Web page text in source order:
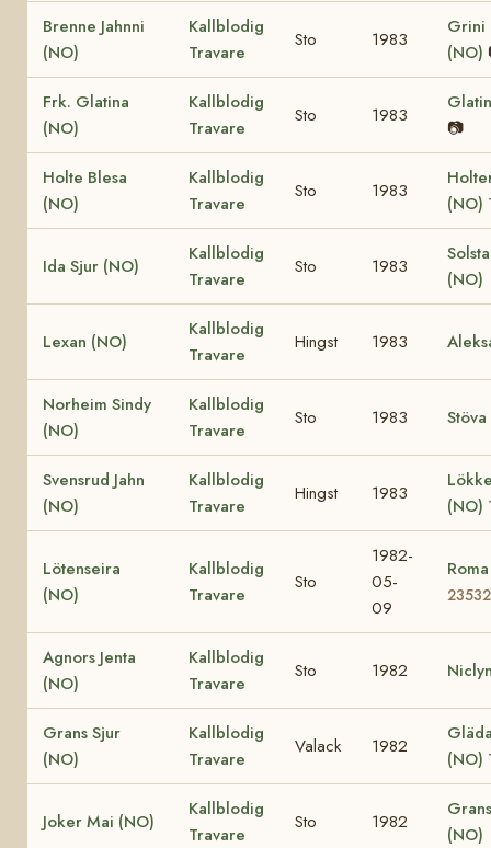
Brenne Jahnni
(NO)
Kallblodig
Travare
Sto 1983
Grini
(NO)
Frk. Glatina
(NO)
Kallblodig
Travare
Sto 1983
📷
Holte Blesa
(NO)
Kallblodig
Travare
Sto 1983
(NO)
Ida Sjur (NO)
Kallblodig
Travare
Sto 1983
(NO)
Lexan (NO)
Kallblodig
Travare
Hingst 1983
Norheim Sindy
(NO)
Kallblodig
Travare
Sto 1983
Svensrud Jahn
(NO)
Kallblodig
Travare
Hingst 1983
(NO)
Lötenseira
(NO)
Kallblodig
Travare
Sto
1982-
05-
09
23532
Agnors Jenta
(NO)
Kallblodig
Travare
Sto 1982
Grans Sjur
(NO)
Kallblodig
Travare
Valack 1982
(NO)
Joker Mai (NO)
Kallblodig
Travare
Sto 1982
(NO)